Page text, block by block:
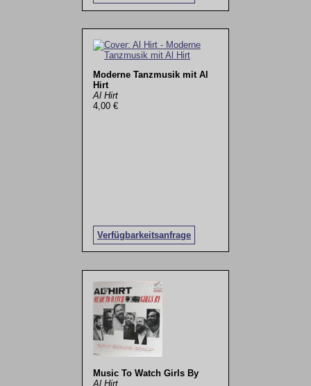
Moderne Tanzmusik mit Al
Hirt
Al Hirt
4,00 €
Verfügbarkeitsanfrage
Music To Watch Girls By
Al Hirt